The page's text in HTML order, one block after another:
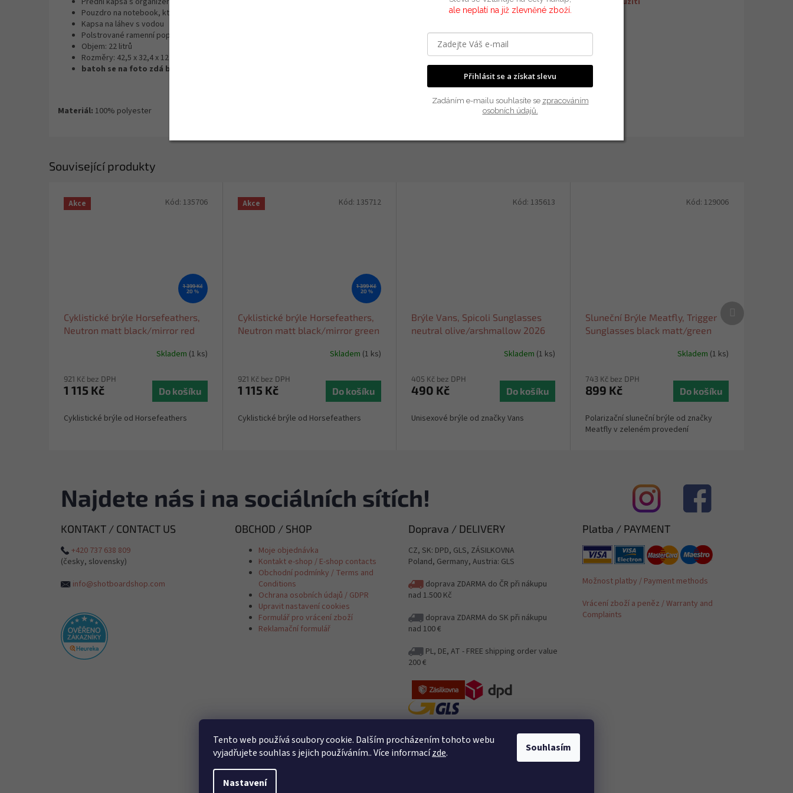
Tento web používá soubory cookie. Dalším procházením tohoto webu
vyjadřujete souhlas s jejich používáním.. Více informacízde.
Nastavení
Souhlasím
Pouzdro na notebook, které se vejde do většiny 15" notebooků
Kapsa na láhev s vodou
Polstrované ramenní popruhy
Objem: 22 litrů
Rozměry: 42,5 x 32,4 x 12,1 cm
batoh se na foto zdá být hnědý, ale ve skutečnosti je černý s šedými kostičkami
Materiál: 100% polyester
Záruka :
2 roky
EAN:
197063464136
Související produkty
Akce
1 399 Kč
20 %
Cyklistické brýle Horsefeathers,
Neutron matt black/mirror red
Skladem (1 ks)
921 Kč bez DPH
1 115 Kč Do košíku
Cyklistické brýle od Horsefeathers
Kód: 135706 Akce
1 399 Kč
20 %
Cyklistické brýle Horsefeathers,
Neutron matt black/mirror green
Skladem (1 ks)
921 Kč bez DPH
1 115 Kč Do košíku
Cyklistické brýle od Horsefeathers
Kód: 135712
Brýle Vans, Spicoli Sunglasses
neutral olive/arshmallow 2026
Skladem (1 ks)
405 Kč bez DPH
490 Kč Do košíku
Unisexové brýle od značky Vans
Kód: 135613
Sluneční Brýle Meatfly, Trigger
Sunglasses black matt/green
Skladem (1 ks)
743 Kč bez DPH
899 Kč Do košíku
Polarizační sluneční brýle od značky
Meatfly v zeleném provedení
Kód: 129006
Další
produkt
Najdete nás i na sociálních sítích!
KONTAKT / CONTACT US
+420 737 638 809
(česky, slovensky)
info@shotboardshop.com
OBCHOD / SHOP
Moje objednávka
Kontakt e-shop / E-shop contacts
Obchodní podmínky / Terms and
Conditions
Ochrana osobních údajů / GDPR
Upravit nastavení cookies
Formulář pro vrácení zboží
Reklamační formulář
Doprava / DELIVERY
CZ, SK: DPD, GLS, ZÁSILKOVNA
Poland, Germany, Austria: GLS
doprava ZDARMA do ČR při nákupu
nad 1.500 Kč
doprava ZDARMA do SK při nákupu
nad 100 €
PL, DE, AT - FREE shipping order value
200 €
Jak posíláme a kolik stojí poštovné /
Delivery
Posíláme i na Slovensko / Shipping to PL,
Platba / PAYMENT
Možnost platby / Payment methods
Vrácení zboží a peněz / Warranty and
Complaints
ale neplatí na již zlevněné zboží.
Přihlásit se a získat slevu
Zadáním e-mailu souhlasíte se zpracováním
osobních údajů.